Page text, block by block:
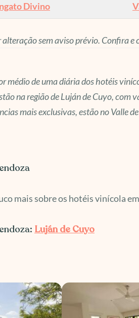
Divino
sem aviso prévio. Confira
médio de uma diária dos hotéis
na região de Luján de Cuyo, com
mais exclusivas, estão no Valle
mais sobre os hotéis vinícola
Luján de Cuyo